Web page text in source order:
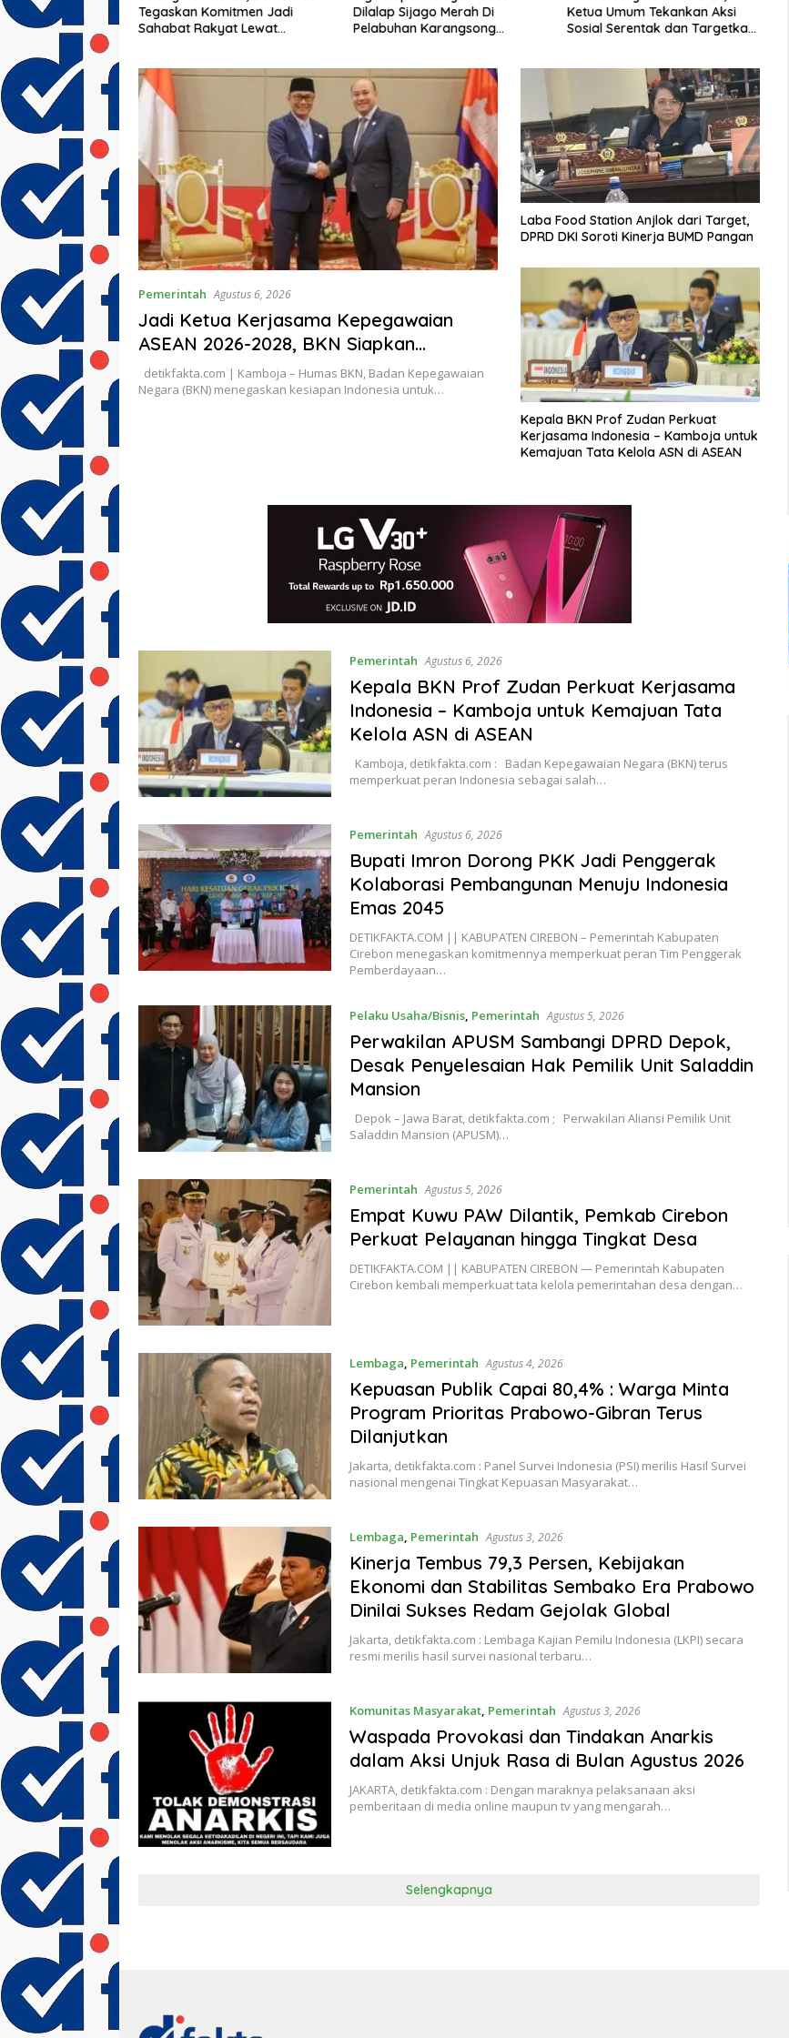
Mantan
Matahari
Tegaskan Komitmen Jadi
Sahabat Rakyat Lewat
Dilalap Sijago Merah Di
Pelabuhan Karangsong
Ketua Umum Tekankan Aksi
Sosial Serentak dan Targetkan
Pemerintah Agustus 6, 2026
Jadi Ketua Kerjasama Kepegawaian
ASEAN 2026-2028, BKN Siapkan
Indonesia Jadi Pusat Kolaborasi ASN
ASEAN
detikfakta.com | Kamboja – Humas BKN, Badan Kepegawaian
Negara (BKN) menegaskan kesiapan Indonesia untuk…
Laba Food Station Anjlok dari Target,
DPRD DKI Soroti Kinerja BUMD Pangan
Kepala BKN Prof Zudan Perkuat
Kerjasama Indonesia – Kamboja untuk
Kemajuan Tata Kelola ASN di ASEAN
Pemerintah Agustus 6, 2026
Kepala BKN Prof Zudan Perkuat Kerjasama
Indonesia – Kamboja untuk Kemajuan Tata
Kelola ASN di ASEAN
Kamboja, detikfakta.com : Badan Kepegawaian Negara (BKN) terus
memperkuat peran Indonesia sebagai salah…
Pemerintah Agustus 6, 2026
Bupati Imron Dorong PKK Jadi Penggerak
Kolaborasi Pembangunan Menuju Indonesia
Emas 2045
DETIKFAKTA.COM || KABUPATEN CIREBON – Pemerintah Kabupaten
Cirebon menegaskan komitmennya memperkuat peran Tim Penggerak
Pemberdayaan…
Pelaku Usaha/Bisnis, Pemerintah Agustus 5, 2026
Perwakilan APUSM Sambangi DPRD Depok,
Desak Penyelesaian Hak Pemilik Unit Saladdin
Mansion
Depok – Jawa Barat, detikfakta.com ; Perwakilan Aliansi Pemilik Unit
Saladdin Mansion (APUSM)…
Pemerintah Agustus 5, 2026
Empat Kuwu PAW Dilantik, Pemkab Cirebon
Perkuat Pelayanan hingga Tingkat Desa
DETIKFAKTA.COM || KABUPATEN CIREBON — Pemerintah Kabupaten
Cirebon kembali memperkuat tata kelola pemerintahan desa dengan…
Lembaga, Pemerintah Agustus 4, 2026
Kepuasan Publik Capai 80,4% : Warga Minta
Program Prioritas Prabowo-Gibran Terus
Dilanjutkan
Jakarta, detikfakta.com : Panel Survei Indonesia (PSI) merilis Hasil Survei
nasional mengenai Tingkat Kepuasan Masyarakat…
Lembaga, Pemerintah Agustus 3, 2026
Kinerja Tembus 79,3 Persen, Kebijakan
Ekonomi dan Stabilitas Sembako Era Prabowo
Dinilai Sukses Redam Gejolak Global
Jakarta, detikfakta.com : Lembaga Kajian Pemilu Indonesia (LKPI) secara
resmi merilis hasil survei nasional terbaru…
Komunitas Masyarakat, Pemerintah Agustus 3, 2026
Waspada Provokasi dan Tindakan Anarkis
dalam Aksi Unjuk Rasa di Bulan Agustus 2026
JAKARTA, detikfakta.com : Dengan maraknya pelaksanaan aksi
pemberitaan di media online maupun tv yang mengarah…
Selengkapnya